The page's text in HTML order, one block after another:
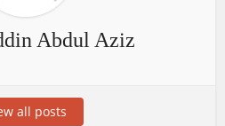
Abdul Aziz
all posts